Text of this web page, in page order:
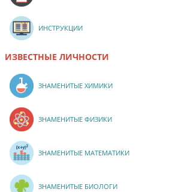
ИНСТРУКЦИИ
ИЗВЕСТНЫЕ ЛИЧНОСТИ
ЗНАМЕНИТЫЕ ХИМИКИ
ЗНАМЕНИТЫЕ ФИЗИКИ
ЗНАМЕНИТЫЕ МАТЕМАТИКИ
ЗНАМЕНИТЫЕ БИОЛОГИ